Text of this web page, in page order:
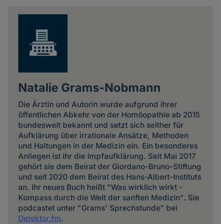
Natalie Grams-Nobmann
Die Ärztin und Autorin wurde aufgrund ihrer
öffentlichen Abkehr von der Homöopathie ab 2015
bundesweit bekannt und setzt sich seither für
Aufklärung über irrationale Ansätze, Methoden
und Haltungen in der Medizin ein. Ein besonderes
Anliegen ist ihr die Impfaufklärung. Seit Mai 2017
gehört sie dem Beirat der Giordano-Bruno-Stiftung
und seit 2020 dem Beirat des Hans-Albert-Instituts
an. Ihr neues Buch heißt "Was wirklich wirkt -
Kompass durch die Welt der sanften Medizin". Sie
podcastet unter "Grams' Sprechstunde" bei
Detektor.fm.